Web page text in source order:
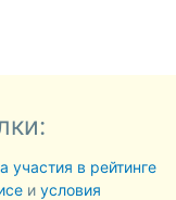
участия в рейтинге
и условия